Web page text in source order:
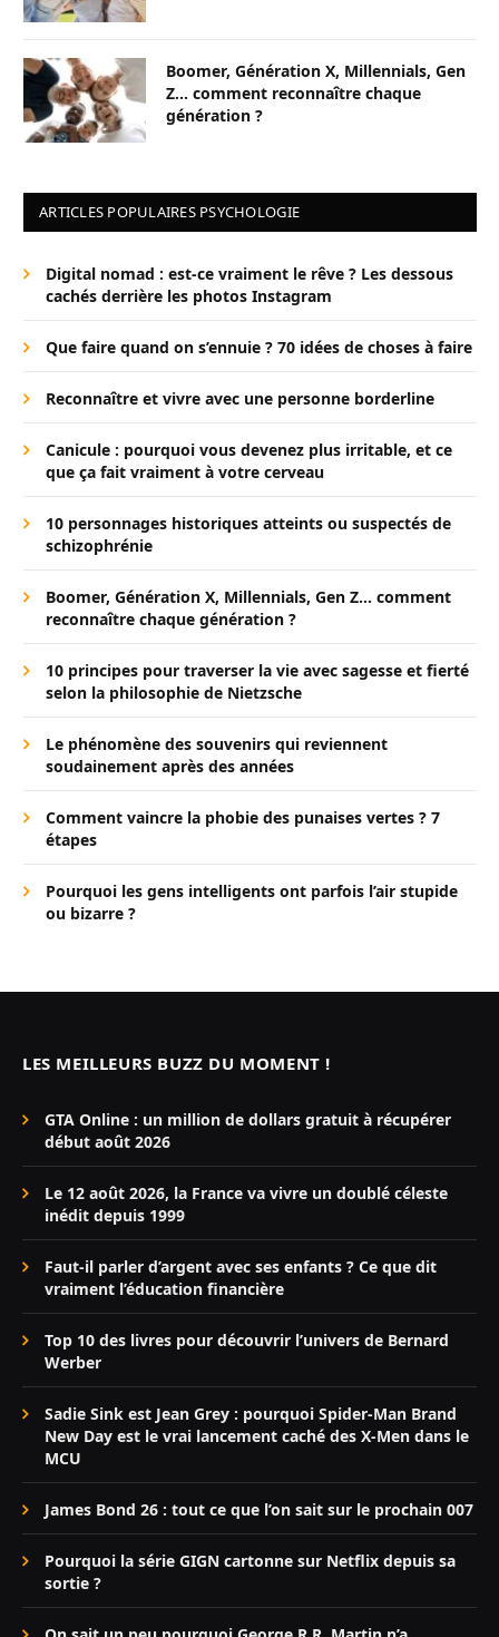
Boomer, Génération X, Millennials, Gen
Z… comment reconnaître chaque
génération ?
ARTICLES POPULAIRES PSYCHOLOGIE
Digital nomad : est-ce vraiment le rêve ? Les dessous
cachés derrière les photos Instagram
Que faire quand on s’ennuie ? 70 idées de choses à faire
Reconnaître et vivre avec une personne borderline
Canicule : pourquoi vous devenez plus irritable, et ce
que ça fait vraiment à votre cerveau
10 personnages historiques atteints ou suspectés de
schizophrénie
Boomer, Génération X, Millennials, Gen Z… comment
reconnaître chaque génération ?
10 principes pour traverser la vie avec sagesse et fierté
selon la philosophie de Nietzsche
Le phénomène des souvenirs qui reviennent
soudainement après des années
Comment vaincre la phobie des punaises vertes ? 7
étapes
Pourquoi les gens intelligents ont parfois l’air stupide
ou bizarre ?
LES MEILLEURS BUZZ DU MOMENT !
GTA Online : un million de dollars gratuit à récupérer
début août 2026
Le 12 août 2026, la France va vivre un doublé céleste
inédit depuis 1999
Faut-il parler d’argent avec ses enfants ? Ce que dit
vraiment l’éducation financière
Top 10 des livres pour découvrir l’univers de Bernard
Werber
Sadie Sink est Jean Grey : pourquoi Spider-Man Brand
New Day est le vrai lancement caché des X-Men dans le
MCU
James Bond 26 : tout ce que l’on sait sur le prochain 007
Pourquoi la série GIGN cartonne sur Netflix depuis sa
sortie ?